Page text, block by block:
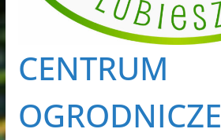
CENTRUM
OGRODNICZE